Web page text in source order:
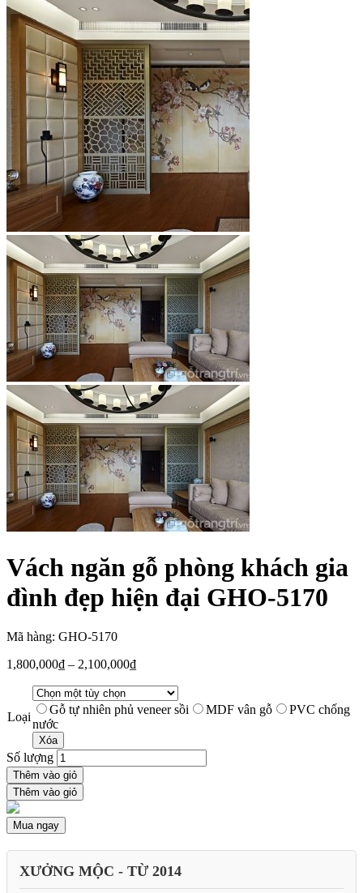
Vách ngăn gỗ phòng khách gia
đình đẹp hiện đại GHO-5170
Mã hàng: GHO-5170
1,800,000₫ – 2,100,000₫
Loại
Gỗ tự nhiên phủ veneer sồi MDF vân gỗ
PVC chống
nước
Xóa
Số lượng
Thêm vào giỏ
Thêm vào giỏ
Mua ngay
XƯỞNG MỘC - TỪ 2014